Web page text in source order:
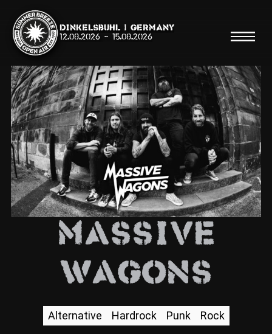
Dinkelsbühl | Germany
12.08.2026 - 15.08.2026
Suche
Shop
Line Up
Running Order/Maps
Festival ABC
Info
MASSIVE
WAGONS
Alternative Hardrock Punk Rock